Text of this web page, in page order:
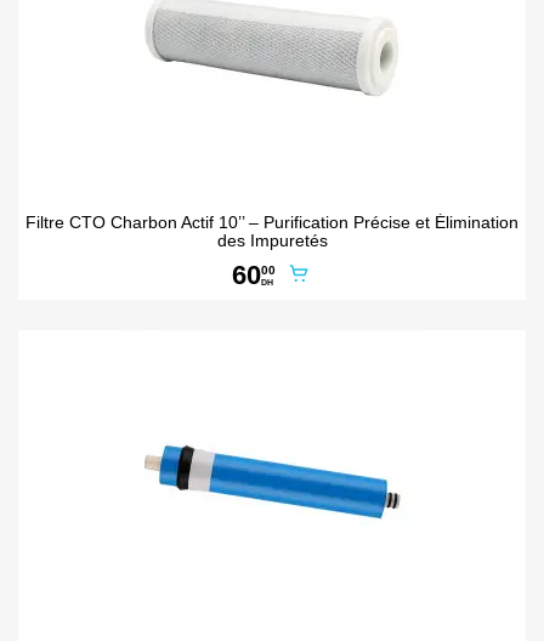
Filtre CTO Charbon Actif 10’’ – Purification Précise et Élimination
des Impuretés
6000
DH